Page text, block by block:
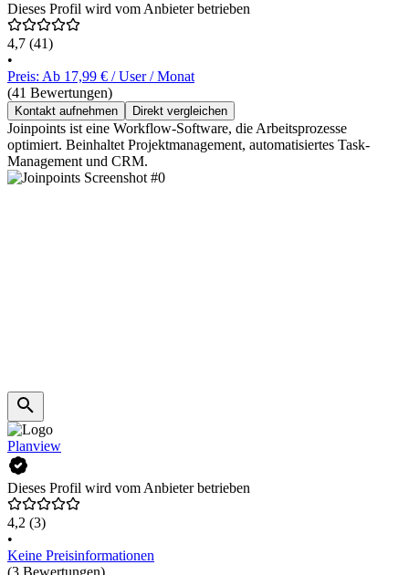
Dieses Profil wird vom Anbieter betrieben
4,7 (41)
•
Preis: Ab 17,99 € / User / Monat
(41 Bewertungen)
Kontakt aufnehmen Direkt vergleichen
Joinpoints ist eine Workflow-Software, die Arbeitsprozesse
optimiert. Beinhaltet Projektmanagement, automatisiertes Task-
Management und CRM.
Planview
Dieses Profil wird vom Anbieter betrieben
4,2 (3)
•
Keine Preisinformationen